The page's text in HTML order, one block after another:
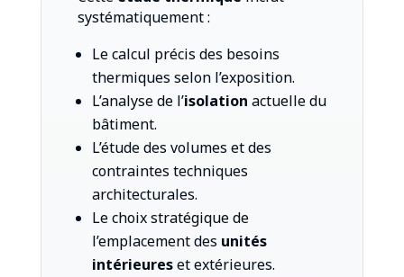
systématiquement :
Le calcul précis des besoins
thermiques selon l’exposition.
L’analyse de l’isolation actuelle du
bâtiment.
L’étude des volumes et des
contraintes techniques
architecturales.
Le choix stratégique de
l’emplacement des unités
intérieureset extérieures.